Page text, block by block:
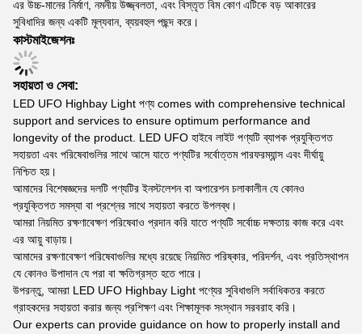
এর উচ্চ-মানের নির্মাণ, নমনীয় উজ্জ্বলতা, এবং বিস্তৃত বিম কোণ এটিকে বড় আকারের
সুবিধাদির জন্য একটি মূল্যবান, ব্যয়বহুল পছন্দ করে।
কাস্টমাইজেশনঃ
সহায়তা ও সেবা:
LED UFO Highbay Light পণ্য comes with comprehensive technical
support and services to ensure optimum performance and
longevity of the product. LED UFO হাইবে লাইট পণ্যটি ব্যাপক প্রযুক্তিগত
সহায়তা এবং পরিষেবাগুলির সাথে আসে যাতে পণ্যটির সর্বোত্তম পারফরম্যান্স এবং দীর্ঘায়ু
নিশ্চিত হয়।
আমাদের বিশেষজ্ঞদের দলটি পণ্যটির ইনস্টলেশন বা অপারেশন চলাকালীন যে কোনও
প্রযুক্তিগত সমস্যা বা প্রশ্নের সাথে সহায়তা করতে উপলব্ধ।
আমরা নিয়মিত রক্ষণাবেক্ষণ পরিষেবাও প্রদান করি যাতে পণ্যটি সর্বোচ্চ দক্ষতায় কাজ করে এবং
এর আয়ু বাড়ায়।
আমাদের রক্ষণাবেক্ষণ পরিষেবাগুলির মধ্যে রয়েছে নিয়মিত পরিষ্কার, পরিদর্শন, এবং প্রতিস্থাপন
যে কোনও উপাদান যে পরা বা ক্ষতিগ্রস্ত হতে পারে।
উপরন্তু, আমরা LED UFO Highbay Light পণ্যের সুবিধাগুলি সর্বাধিকতর করতে
গ্রাহকদের সহায়তা করার জন্য প্রশিক্ষণ এবং শিক্ষামূলক সংস্থান সরবরাহ করি।
Our experts can provide guidance on how to properly install and